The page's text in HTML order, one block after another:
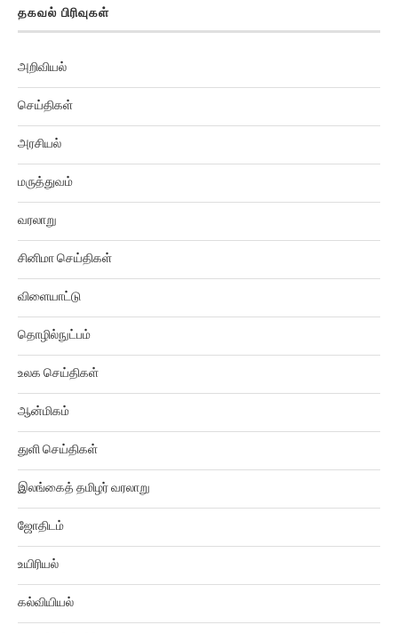
செய்திகள்
அரசியல்
மருத்துவம்
வரலாறு
சினிமா செய்திகள்
விளையாட்டு
தொழில்நுட்பம்
உலக செய்திகள்
ஆன்மிகம்
துளி செய்திகள்
இலங்கைத் தமிழர் வரலாறு
ஜோதிடம்
உயிரியல்
கல்வியியல்
கிரைம் ரிப்போர்ட்